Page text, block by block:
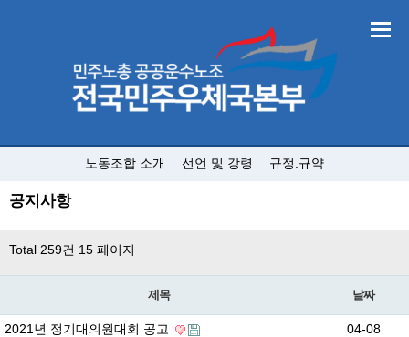
노동조합 소개 선언 및 강령 규정.규약
공지사항
Total 259건 15 페이지
제목 날짜
2021년 정기대의원대회 공고
04-08